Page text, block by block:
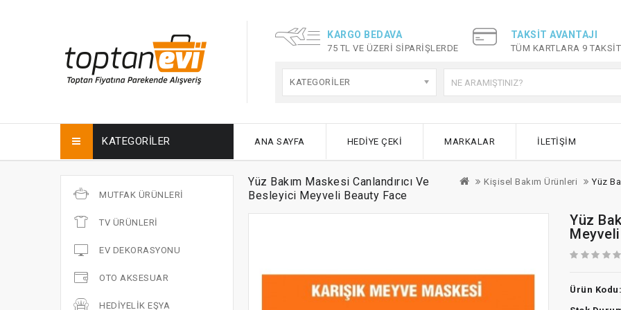
KARGO BEDAVA
75 TL VE ÜZERI SIPARIŞLERDE
TAKSIT AVANTAJI
TÜM KARTLARA 9 TAKSIT
KATEGORILER
KATEGORILER ANA SAYFA HEDIYE ÇEKI MARKALAR İLETIŞIM
MUTFAK ÜRÜNLERI
TV ÜRÜNLERI
EV DEKORASYONU
OTO AKSESUAR
HEDIYELIK EŞYA
Kişisel Bakım Ürünleri Yüz
Yüz Bakım Maskesi Canlandırıcı Ve
Besleyici Meyveli Beauty Face
Yüz
Ürün